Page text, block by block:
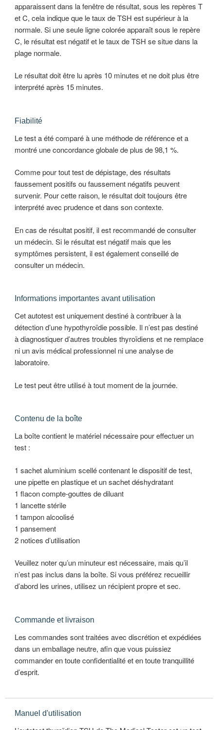
apparaissent dans la fenêtre de résultat, sous les repères T
et C, cela indique que le taux de TSH est supérieur à la
normale. Si une seule ligne colorée apparaît sous le repère
C, le résultat est négatif et le taux de TSH se situe dans la
plage normale.
Le résultat doit être lu après 10 minutes et ne doit plus être
interprété après 15 minutes.
Fiabilité
Le test a été comparé à une méthode de référence et a
montré une concordance globale de plus de 98,1 %.
Comme pour tout test de dépistage, des résultats
faussement positifs ou faussement négatifs peuvent
survenir. Pour cette raison, le résultat doit toujours être
interprété avec prudence et dans son contexte.
En cas de résultat positif, il est recommandé de consulter
un médecin. Si le résultat est négatif mais que les
symptômes persistent, il est également conseillé de
consulter un médecin.
Informations importantes avant utilisation
Cet autotest est uniquement destiné à contribuer à la
détection d’une hypothyroïdie possible. Il n’est pas destiné
à diagnostiquer d’autres troubles thyroïdiens et ne remplace
ni un avis médical professionnel ni une analyse de
laboratoire.
Le test peut être utilisé à tout moment de la journée.
Contenu de la boîte
La boîte contient le matériel nécessaire pour effectuer un
test :
1 sachet aluminium scellé contenant le dispositif de test,
une pipette en plastique et un sachet déshydratant
1 flacon compte-gouttes de diluant
1 lancette stérile
1 tampon alcoolisé
1 pansement
2 notices d’utilisation
Veuillez noter qu’un minuteur est nécessaire, mais qu’il
n’est pas inclus dans la boîte. Si vous préférez recueillir
d’abord les urines, utilisez un récipient propre et sec.
Commande et livraison
Les commandes sont traitées avec discrétion et expédiées
dans un emballage neutre, afin que vous puissiez
commander en toute confidentialité et en toute tranquillité
d’esprit.
Manuel d'utilisation